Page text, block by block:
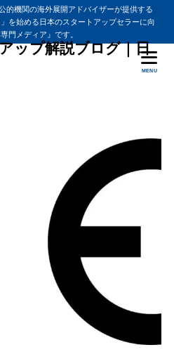
的機関の海外展開アドバイザーが提供する
を始める日本のスタートアップセラーに向
門メディア』です。
ップ解説ブログ｜日
MENU